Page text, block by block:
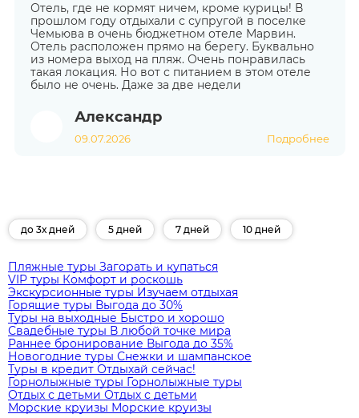
Отель, где не кормят ничем, кроме курицы! В
прошлом году отдыхали с супругой в поселке
Чемьюва в очень бюджетном отеле Марвин.
Отель расположен прямо на берегу. Буквально
из номера выход на пляж. Очень понравилась
такая локация. Но вот с питанием в этом отеле
было не очень. Даже за две недели
Александр
09.07.2026 Подробнее
до 3х дней 5 дней 7 дней 10 дней
Пляжные туры Загорать и купаться
VIP туры Комфорт и роскошь
Экскурсионные туры Изучаем отдыхая
Горящие туры Выгода до 30%
Туры на выходные Быстро и хорошо
Свадебные туры В любой точке мира
Раннее бронирование Выгода до 35%
Новогодние туры Снежки и шампанское
Туры в кредит Отдыхай сейчас!
Горнолыжные туры Горнолыжные туры
Отдых с детьми Отдых с детьми
Морские круизы Морские круизы